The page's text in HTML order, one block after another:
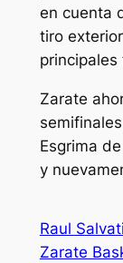
en cuenta
tiro
Zarate
Esgrima
y
Raul
Zarate